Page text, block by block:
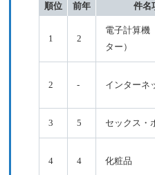
順位 前年 件名
1 2
電子計算機
ター）
2 - インターネ
3 5 セックス・
4 4 化粧品